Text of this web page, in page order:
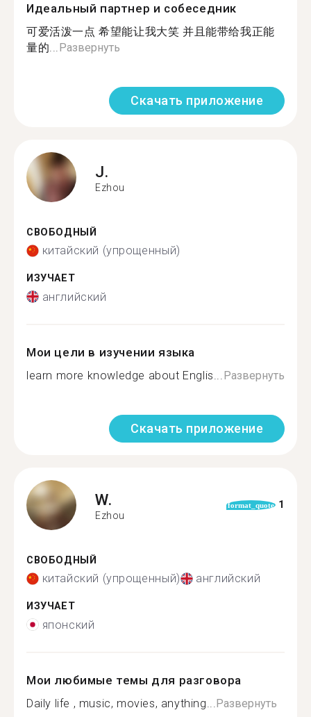
Идеальный партнер и собеседник
可爱活泼一点 希望能让我大笑 并且能带给我正能
量的... Развернуть
Скачать приложение
J.
Ezhou
СВОБОДНЫЙ
китайский (упрощенный)
ИЗУЧАЕТ
английский
Мои цели в изучении языка
learn more knowledge about Englis... Развернуть
Скачать приложение
W.
Ezhou
format_quote 1
СВОБОДНЫЙ
китайский (упрощенный) английский
ИЗУЧАЕТ
японский
Мои любимые темы для разговора
Daily life , music, movies, anything... Развернуть